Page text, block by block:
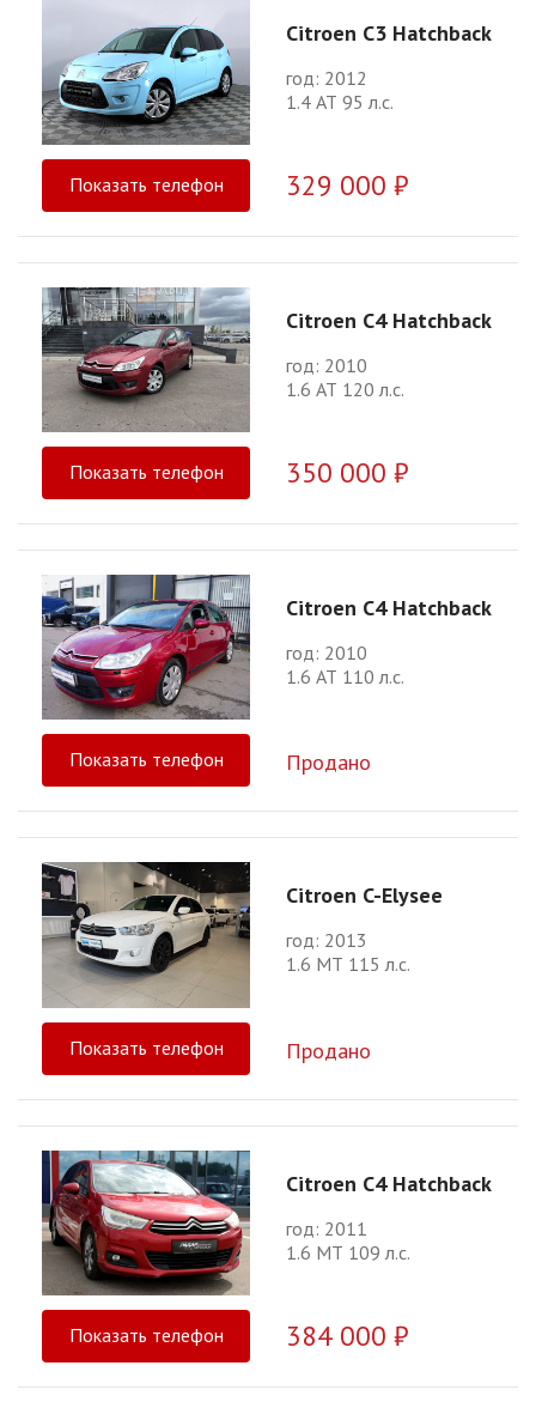
Citroen C3 Hatchback
год: 2012
1.4 АТ 95 л.с.
Показать телефон 329 000 ₽
Citroen C4 Hatchback
год: 2010
1.6 АТ 120 л.с.
Показать телефон 350 000 ₽
Citroen C4 Hatchback
год: 2010
1.6 АТ 110 л.с.
Показать телефон Продано
Citroen C-Elysee
год: 2013
1.6 МТ 115 л.с.
Показать телефон Продано
Citroen C4 Hatchback
год: 2011
1.6 МТ 109 л.с.
Показать телефон 384 000 ₽